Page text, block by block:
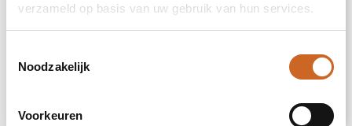
verzameld op basis van uw gebruik van hun services.
Noodzakelijk
Voorkeuren
De No Water Flowers® zijn alleen beschikbaar
van september tot en met februari.
gewenste personalisatie of eventuele
verpakkingen? Neem dan gerust contact met